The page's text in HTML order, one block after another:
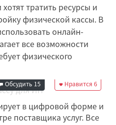
тратить ресурсы и
физической кассы. В
онлайн-
все возможности
физического
Нравится 6
Обсудить 15
в цифровой форме и
поставщика услуг. Все